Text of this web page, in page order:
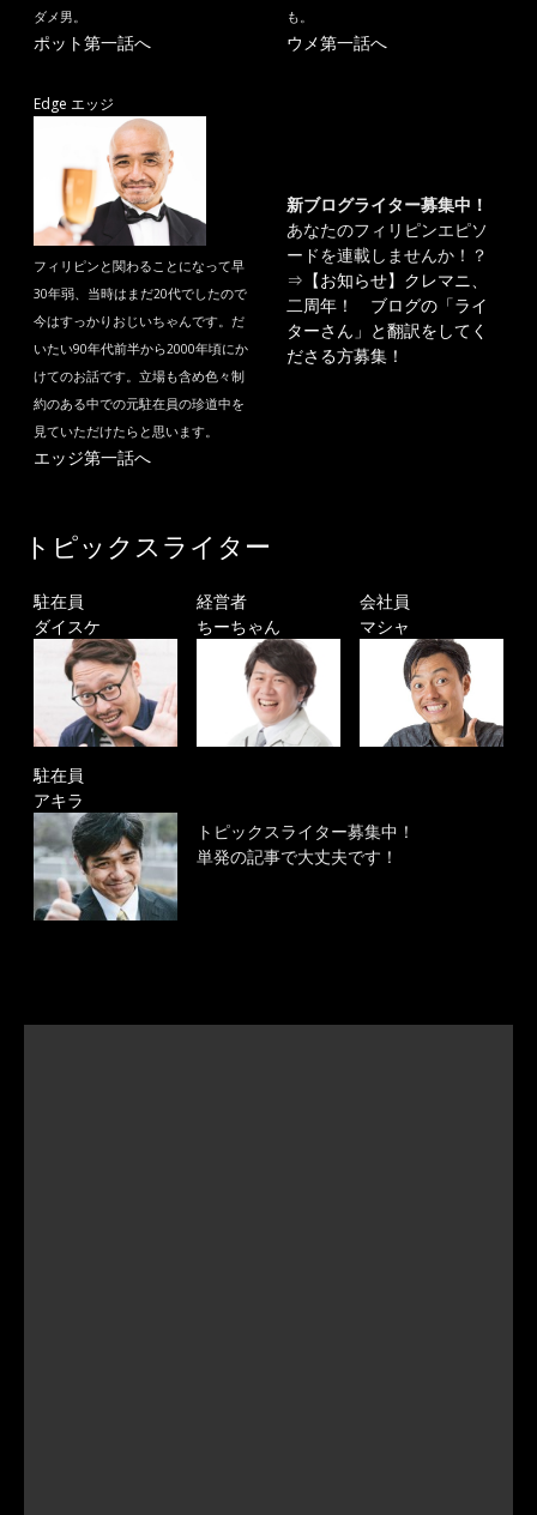
ダメ男。
ポット第一話へ
も。
ウメ第一話へ
Edge エッジ
フィリピンと関わることになって早
30年弱、当時はまだ20代でしたので
今はすっかりおじいちゃんです。だ
いたい90年代前半から2000年頃にか
けてのお話です。立場も含め色々制
約のある中での元駐在員の珍道中を
見ていただけたらと思います。
エッジ第一話へ
新ブログライター募集中！
あなたのフィリピンエピソ
ードを連載しませんか！？
⇒ 【お知らせ】クレマニ、
二周年！ ブログの「ライ
ターさん」と翻訳をしてく
ださる方募集！
トピックスライター
駐在員
ダイスケ
経営者
ちーちゃん
会社員
マシャ
駐在員
アキラ
トピックスライター募集中！
単発の記事で大丈夫です！